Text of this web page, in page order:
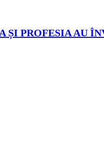
PROFESIA AU